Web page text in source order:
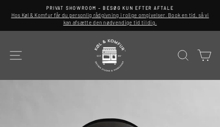
PRIVAT SHOWROOM – BESØG KUN EFTER AFTALE
Hos Køl & Komfur får du personlig rådgivning i rolige omgivelser. Book en tid, så vi
kan afsætte den nødvendige tid til dig.
SITE NAVIGATION SØG